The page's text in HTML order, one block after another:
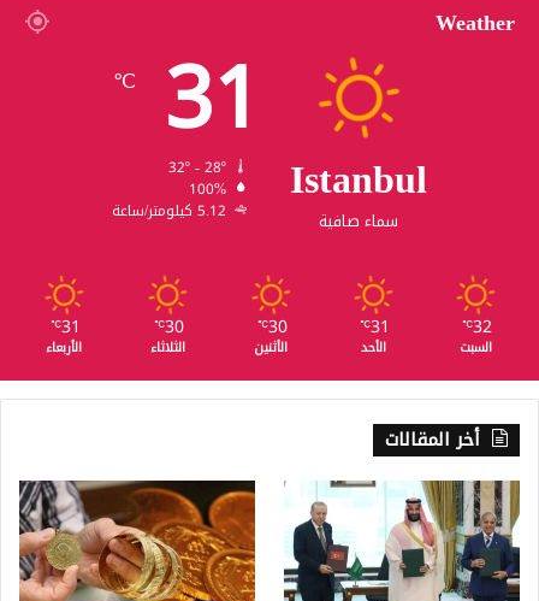
Weather
Istanbul
سماء صافية
31
℃
100%
5.12 كيلومتر/ساعة
32
℃
السبت
31
℃
الأحد
30
℃
الأثنين
30
℃
الثلاثاء
31
℃
الأربعاء
أخر المقالات